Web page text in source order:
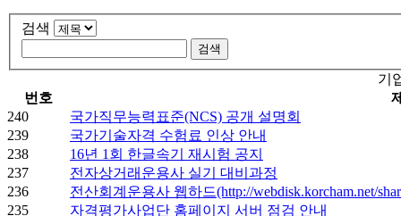
검색
기
번호
240
국가직무능력표준(NCS) 공개 설명회
239
국가기술자격 수험료 인상 안내
238
16년 1회 한글속기 재시험 공지
237
전자상거래운용사 실기 대비과정
236
전산회계운용사 웹하드(http://webdisk.korcham.net/
235
자격평가사업단 홈페이지 서버 점검 안내